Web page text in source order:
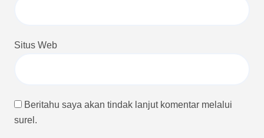
Situs Web
Beritahu saya akan tindak lanjut komentar melalui
surel.